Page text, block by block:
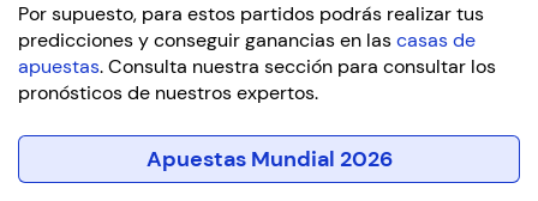
Por supuesto, para estos partidos podrás realizar tus
predicciones y conseguir ganancias en lascasas de
apuestas. Consulta nuestra sección para consultar los
pronósticos de nuestros expertos.
Apuestas Mundial 2026